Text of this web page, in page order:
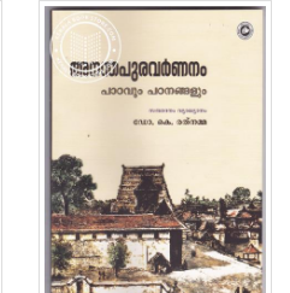
5
4
3
2
1